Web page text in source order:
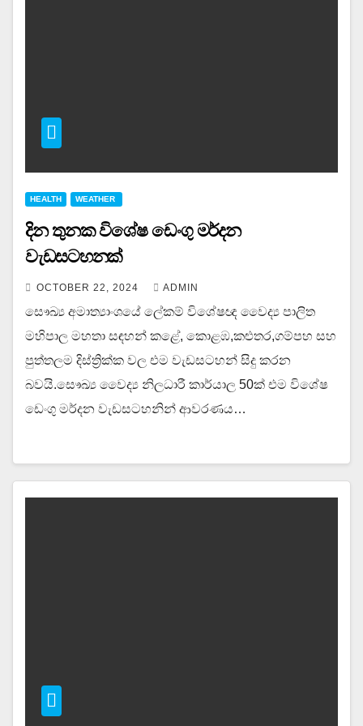
HEALTH WEATHER
දින තුනක විශේෂ ඩෙංගු මර්දන
වැඩසටහනක්
OCTOBER 22, 2024 ADMIN
සෞඛ්‍ය අමාත්‍යාංශයේ ලේකම් විශේෂඥ වෛද්‍ය පාලිත
මහිපාල මහතා සඳහන් කළේ, කොළඹ,කළුතර,ගම්පහ සහ
පුත්තලම දිස්ත්‍රික්ක වල එම වැඩසටහන් සිදු කරන
බවයි.සෞඛ්‍ය වෛද්‍ය නිලධාරී කාර්යාල 50ක් එම විශේෂ
ඩෙංගු මර්දන වැඩසටහනින් ආවරණය…